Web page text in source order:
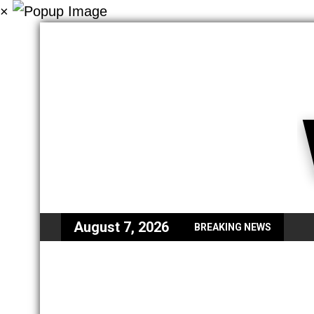
×
August 7, 2026 BREAKING NEWS